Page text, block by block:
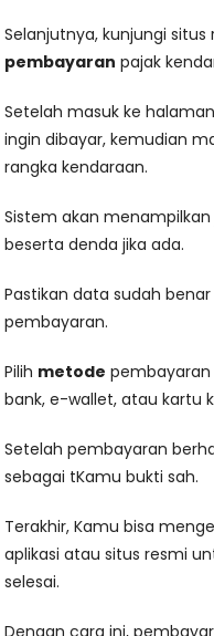
Selanjutnya, kunjungi
pembayaran pajak
Setelah masuk ke
ingin dibayar, kemudian
rangka kendaraan.
Sistem akan
beserta denda jika ada.
Pastikan data sudah
pembayaran.
Pilih metode
bank, e-wallet, atau kartu
Setelah pembayaran
sebagai tKamu bukti sah.
Terakhir, Kamu bisa
aplikasi atau situs resmi
selesai.
Dengan cara ini,